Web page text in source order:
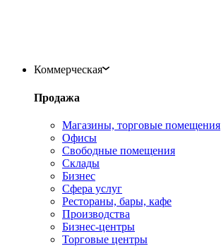
Коммерческая
Продажа
Магазины, торговые помещения
Офисы
Свободные помещения
Склады
Бизнес
Сфера услуг
Рестораны, бары, кафе
Производства
Бизнес-центры
Торговые центры